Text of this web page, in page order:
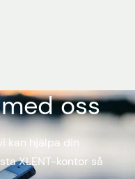
oss
kan hjälpa din
XLENT-kontor så